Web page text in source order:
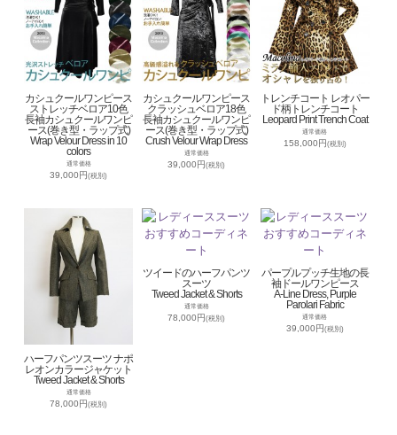
カシュクールワンピース
ストレッチベロア10色
長袖カシュクールワンピ
ース(巻き型・ラップ式)
Wrap Velour Dress in 10
colors
通常価格
39,000円(税別)
カシュクールワンピース
クラッシュベロア18色
長袖カシュクールワンピ
ース(巻き型・ラップ式)
Crush Velour Wrap Dress
通常価格
39,000円(税別)
トレンチコート レオパー
ド柄トレンチコート
Leopard Print Trench Coat
通常価格
158,000円(税別)
ハーフパンツスーツ ナポ
レオンカラージャケット
Tweed Jacket & Shorts
通常価格
78,000円(税別)
ツイードのハーフパンツ
スーツ
Tweed Jacket & Shorts
通常価格
78,000円(税別)
パープルプッチ生地の長
袖ドールワンピース
A-Line Dress, Purple
Parolari Fabric
通常価格
39,000円(税別)